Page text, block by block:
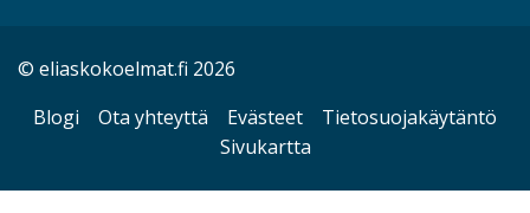
© eliaskokoelmat.fi 2026
Blogi
Ota yhteyttä Evästeet
Tietosuojakäytäntö
Sivukartta